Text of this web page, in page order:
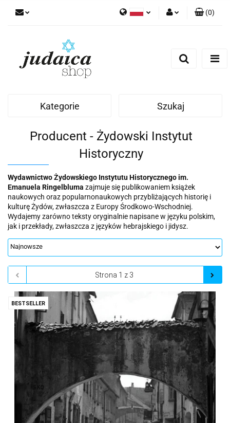
(0)
Kategorie Szukaj
Producent - Żydowski Instytut
Historyczny
Wydawnictwo Żydowskiego Instytutu Historycznego im.
Emanuela Ringelbluma zajmuje się publikowaniem książek
naukowych oraz popularnonaukowych przybliżających historię i
kulturę Żydów, zwłaszcza z Europy Środkowo-Wschodniej.
Wydajemy zarówno teksty oryginalnie napisane w języku polskim,
jak i przekłady, zwłaszcza z języków hebrajskiego i jidysz.
BESTSELLER